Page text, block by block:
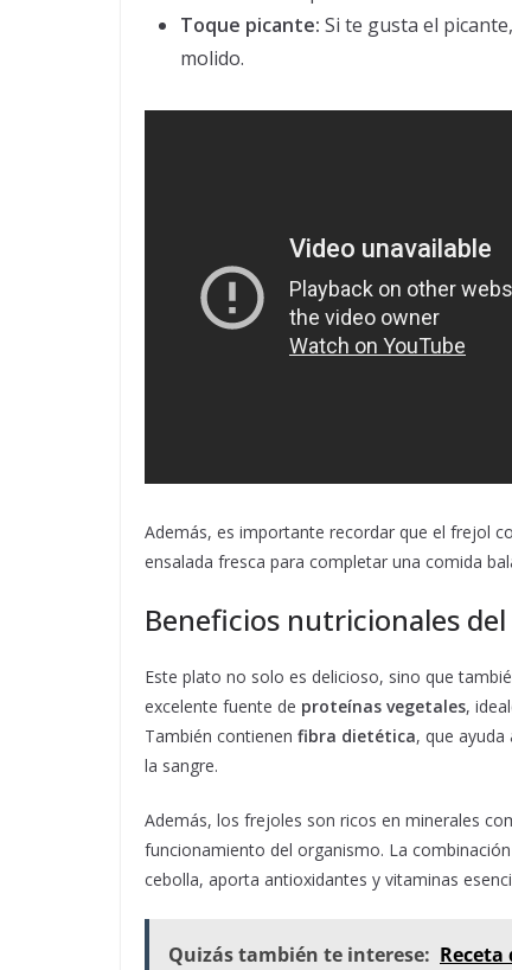
Toque picante: Si te gusta el
molido.
Además, es importante recordar que el frejol
ensalada fresca para completar una comida
Beneficios nutricionales
Este plato no solo es delicioso, sino que
excelente fuente de proteínas vegetales,
También contienen fibra dietética, que
la sangre.
Además, los frejoles son ricos en minerales
funcionamiento del organismo. La
cebolla, aporta antioxidantes y vitaminas
Quizás también te interese: